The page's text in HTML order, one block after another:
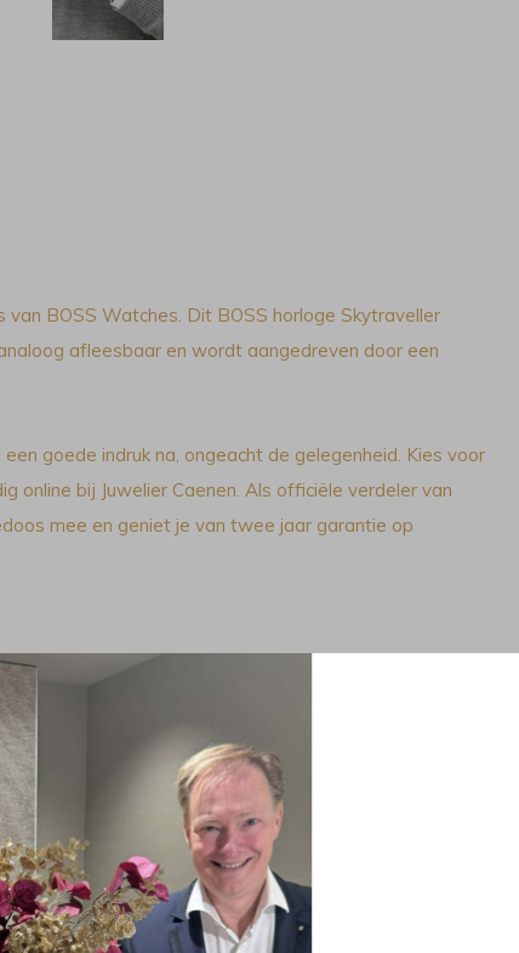
BOSS Watches. Dit BOSS horloge Skytraveller
afleesbaar en wordt aangedreven door een
goede indruk na, ongeacht de gelegenheid. Kies voor
online bij Juwelier Caenen. Als officiële verdeler van
mee en geniet je van twee jaar garantie op